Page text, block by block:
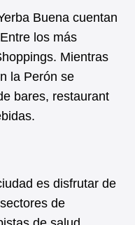
Buena cuentan
los más
Mientras
la Perón se
bares, restaurant
es disfrutar de
de